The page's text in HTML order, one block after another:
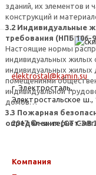
зданий, их элементов и
конструкций и
3.2 Индивидуальные
требования (НПБ 106-
Настоящие нормы
индивидуальных жилых
индивидуальных жилых
помещениями
индивидуальной
домов…
3.3 Пожарная
определения (СТ СЭВ
elektrostal@kamin.su
г. Электросталь,
Электростальское ш.,
2017 © - интернет-
Компания